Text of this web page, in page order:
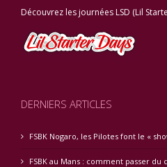
Découvrez les journées LSD (Lil
DERNIERS ARTICLES
FSBK Nogaro, les Pilotes font le «
FSBK au Mans : comment passer du